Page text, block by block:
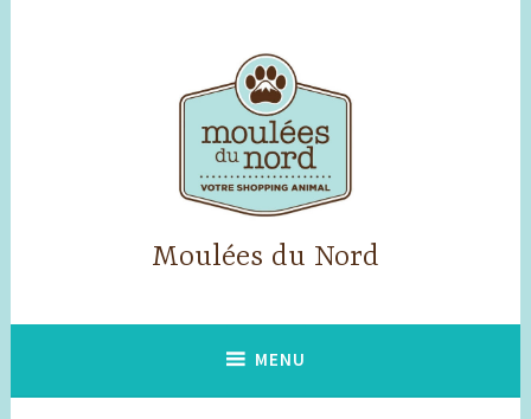
Moulées du Nord
MENU